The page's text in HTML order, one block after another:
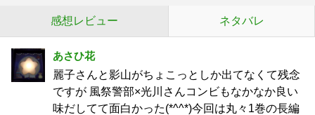
感想レビュー ネタバレ
あさひ花
麗子さんと影山がちょこっとしか出てなくて残念
ですが 風祭警部×光川さんコンビもなかなか良い
味だしてて面白かった(*^^*)今回は丸々1巻の長編